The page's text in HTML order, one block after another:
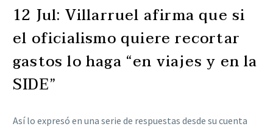
12 Jul: Villarruel afirma que si
el oficialismo quiere recortar
gastos lo haga “en viajes y en la
SIDE”
Así lo expresó en una serie de respuestas desde su cuenta